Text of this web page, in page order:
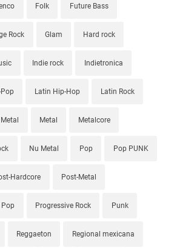
Folk Future Bass
Rock Glam Hard rock
Indie rock Indietronica
Pop Latin Hip-Hop Latin Rock
Metal Metalcore
Nu Metal Pop Pop PUNK
Hardcore Post-Metal
Pop Progressive Rock Punk
Reggaeton Regional mexicana